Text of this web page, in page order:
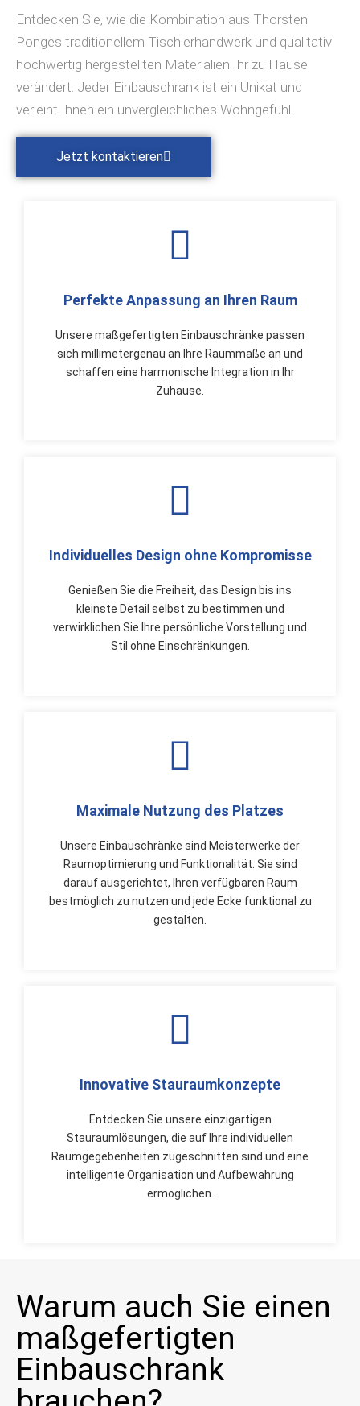
Entdecken Sie, wie die Kombination aus Thorsten
Ponges traditionellem Tischlerhandwerk und qualitativ
hochwertig hergestellten Materialien Ihr zu Hause
verändert. Jeder Einbauschrank ist ein Unikat und
verleiht Ihnen ein unvergleichliches Wohngefühl.
Jetzt kontaktieren
Perfekte Anpassung an Ihren Raum
Unsere maßgefertigten Einbauschränke passen
sich millimetergenau an Ihre Raummaße an und
schaffen eine harmonische Integration in Ihr
Zuhause.
Individuelles Design ohne Kompromisse
Genießen Sie die Freiheit, das Design bis ins
kleinste Detail selbst zu bestimmen und
verwirklichen Sie Ihre persönliche Vorstellung und
Stil ohne Einschränkungen.
Maximale Nutzung des Platzes
Unsere Einbauschränke sind Meisterwerke der
Raumoptimierung und Funktionalität. Sie sind
darauf ausgerichtet, Ihren verfügbaren Raum
bestmöglich zu nutzen und jede Ecke funktional zu
gestalten.
Innovative Stauraumkonzepte
Entdecken Sie unsere einzigartigen
Stauraumlösungen, die auf Ihre individuellen
Raumgegebenheiten zugeschnitten sind und eine
intelligente Organisation und Aufbewahrung
ermöglichen.
Warum auch Sie einen
maßgefertigten
Einbauschrank